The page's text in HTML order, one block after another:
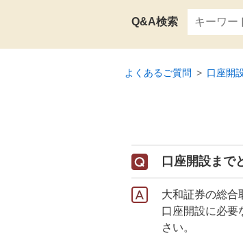
Q&A検索
よくあるご質問 > 口座開
口座開設まで
大和証券の総合
口座開設に必要
さい。